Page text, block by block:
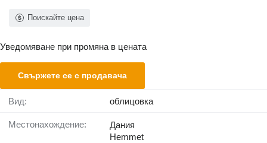
Поискайте цена
Уведомяване при промяна в цената
Свържете се с продавача
Вид: облицовка
Местонахождение:
Дания
Hemmet